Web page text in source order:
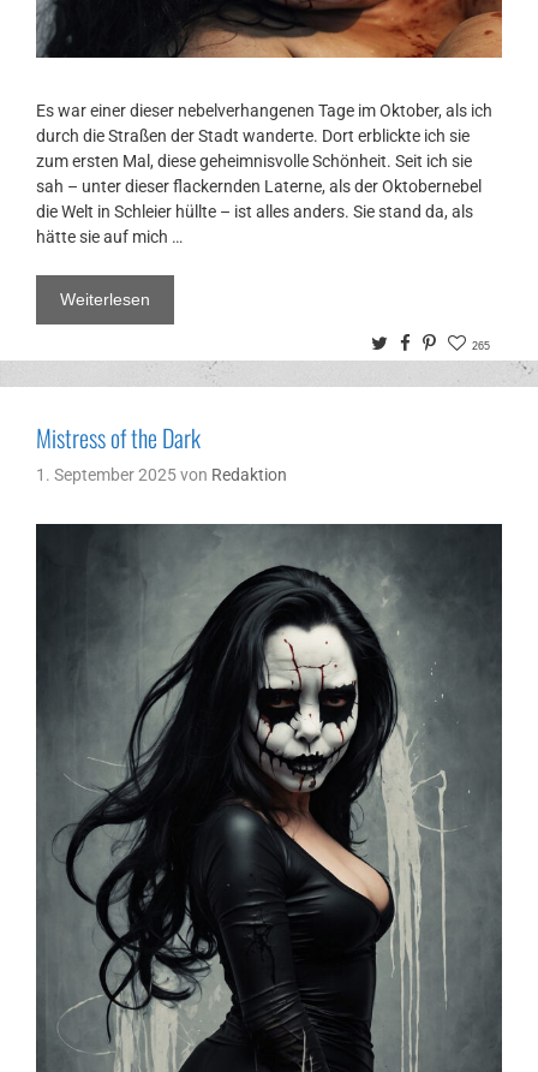
Es war einer dieser nebelverhangenen Tage im Oktober, als ich
durch die Straßen der Stadt wanderte. Dort erblickte ich sie
zum ersten Mal, diese geheimnisvolle Schönheit. Seit ich sie
sah – unter dieser flackernden Laterne, als der Oktobernebel
die Welt in Schleier hüllte – ist alles anders. Sie stand da, als
hätte sie auf mich …
Weiterlesen
TwitterFacebook
Pinterest
265
Mistress of the Dark
1. September 2025von Redaktion